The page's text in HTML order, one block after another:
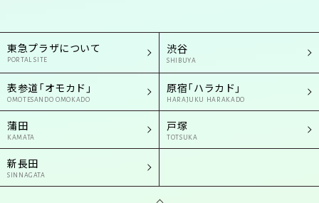
東急プラザについて
PORTAL SITE
渋谷
SHIBUYA
表参道「オモカド」
OMOTESANDO OMOKADO
原宿「ハラカド」
HARAJUKU HARAKADO
蒲田
KAMATA
戸塚
TOTSUKA
新長田
SINNAGATA